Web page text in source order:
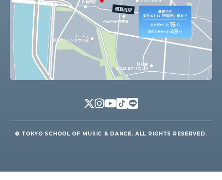
© TOKYO SCHOOL OF MUSIC & DANCE. ALL RIGHTS RESERVED.